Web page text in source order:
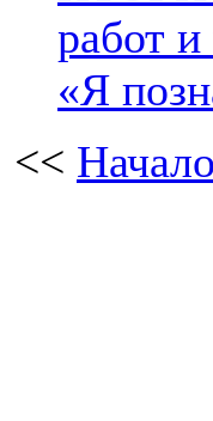
работ
«Я
<< Начало